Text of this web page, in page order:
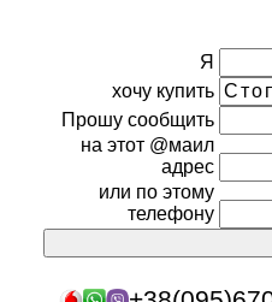
Я
хочу купить
Прошу сообщить
на этот @маил
адрес
или по этому
телефону